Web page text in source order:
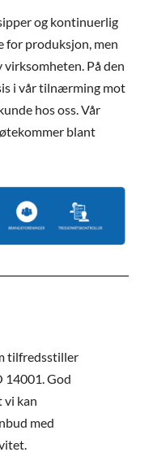
og kontinuerlig
for produksjon, men
På den
i vår tilnærming mot
hos oss. Vår
blant
tilfredsstiller
14001. God
vi kan
med